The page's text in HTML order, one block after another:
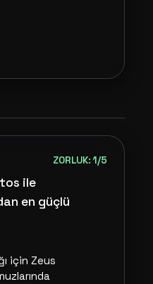
ZORLUK: 1/5
ile
en güçlü
için Zeus